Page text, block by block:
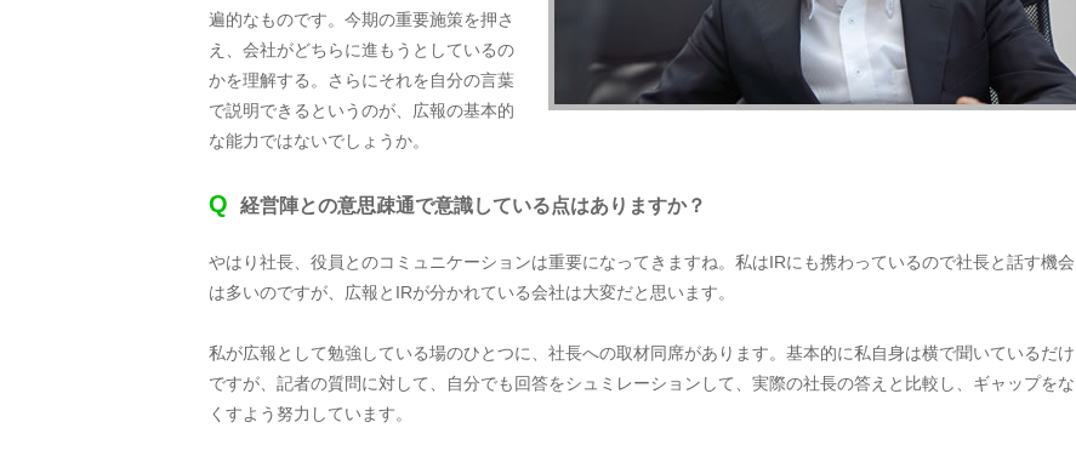
遍的なものです。今期の重要施策を押さ
え、会社がどちらに進もうとしているの
かを理解する。さらにそれを自分の言葉
で説明できるというのが、広報の基本的
な能力ではないでしょうか。
Q 経営陣との意思疎通で意識している点はありますか？
やはり社長、役員とのコミュニケーションは重要になってきますね。私はIRにも携わっているので社長と話す機会
は多いのですが、広報とIRが分かれている会社は大変だと思います。
私が広報として勉強している場のひとつに、社長への取材同席があります。基本的に私自身は横で聞いているだけ
ですが、記者の質問に対して、自分でも回答をシュミレーションして、実際の社長の答えと比較し、ギャップをな
くすよう努力しています。